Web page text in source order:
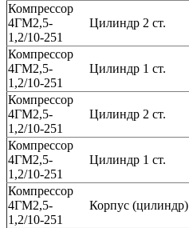
Компрессор
4ГМ2,5-
1,2/10-251
Цилиндр 2 ст.
Компрессор
4ГМ2,5-
1,2/10-251
Цилиндр 1 ст.
Компрессор
4ГМ2,5-
1,2/10-251
Цилиндр 2 ст.
Компрессор
4ГМ2,5-
1,2/10-251
Цилиндр 1 ст.
Компрессор
4ГМ2,5-
1,2/10-251
Корпус (цилиндр)